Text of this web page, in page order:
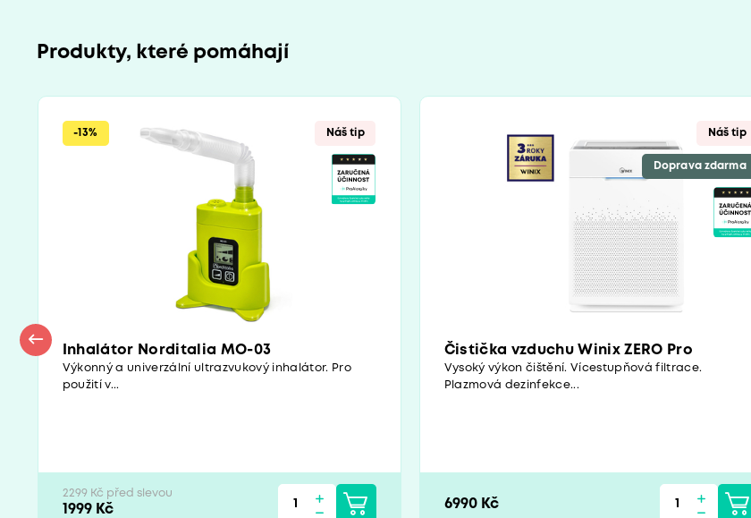
Produkty, které pomáhají
-13% Náš tip
Inhalátor Norditalia MO-03
Výkonný a univerzální ultrazvukový inhalátor. Pro
použití v...
2299 Kč před slevou
1999 Kč
Náš tip
Doprava zdarma
Čistička vzduchu Winix ZERO Pro
Vysoký výkon čištění. Vícestupňová filtrace.
Plazmová dezinfekce...
6990 Kč